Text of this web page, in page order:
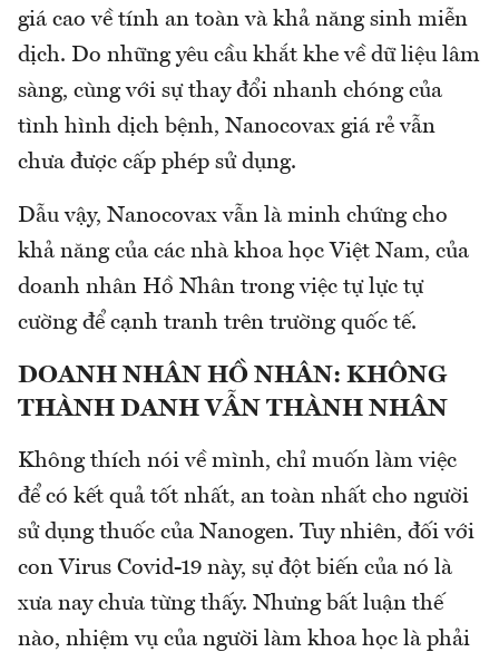
giá cao về tính an toàn và khả năng sinh miễn
dịch. Do những yêu cầu khắt khe về dữ liệu lâm
sàng, cùng với sự thay đổi nhanh chóng của
tình hình dịch bệnh, Nanocovax giá rẻ vẫn
chưa được cấp phép sử dụng.
Dẫu vậy, Nanocovax vẫn là minh chứng cho
khả năng của các nhà khoa học Việt Nam, của
doanh nhân Hồ Nhân trong việc tự lực tự
cường để cạnh tranh trên trường quốc tế.
DOANH NHÂN HỒ NHÂN: KHÔNG
THÀNH DANH VẪN THÀNH NHÂN
Không thích nói về mình, chỉ muốn làm việc
để có kết quả tốt nhất, an toàn nhất cho người
sử dụng thuốc của Nanogen. Tuy nhiên, đối với
con Virus Covid-19 này, sự đột biến của nó là
xưa nay chưa từng thấy. Nhưng bất luận thế
nào, nhiệm vụ của người làm khoa học là phải